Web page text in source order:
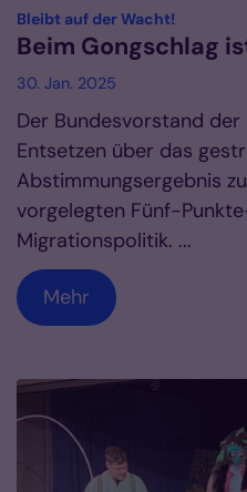
Bleibt auf der Wacht!
Beim Gongschlag
30. Jan. 2025
Der Bundesvorstand
Entsetzen über das
Abstimmungsergebnis
vorgelegten Fünf-
Migrationspolitik. ...
Mehr